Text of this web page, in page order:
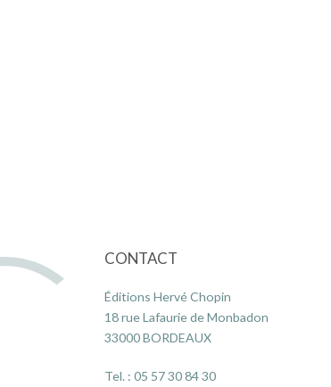
CONTACT
Éditions Hervé Chopin
18 rue Lafaurie de Monbadon
33000 BORDEAUX
Tel. : 05 57 30 84 30